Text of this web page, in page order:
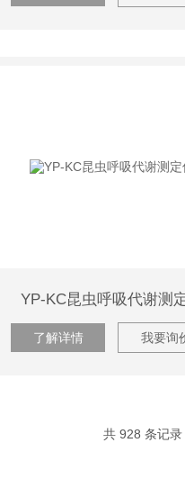
YP-KC昆虫呼吸代谢测
了解详情 我要询
共 928 条记